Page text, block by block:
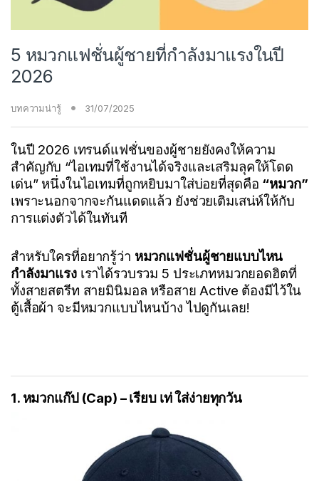
5 หมวกแฟชั่นผู้ชายที่กำลังมาแรงในปี
2026
บทความน่ารู้ 31/07/2025
ในปี 2026 เทรนด์แฟชั่นของผู้ชายยังคงให้ความ
สำคัญกับ “ไอเทมที่ใช้งานได้จริงและเสริมลุคให้โดด
เด่น” หนึ่งในไอเทมที่ถูกหยิบมาใส่บ่อยที่สุดคือ “หมวก”
เพราะนอกจากจะกันแดดแล้ว ยังช่วยเติมเสน่ห์ให้กับ
การแต่งตัวได้ในทันที
สำหรับใครที่อยากรู้ว่า หมวกแฟชั่นผู้ชายแบบไหน
กำลังมาแรงเราได้รวบรวม 5 ประเภทหมวกยอดฮิตที่
ทั้งสายสตรีท สายมินิมอล หรือสาย Active ต้องมีไว้ใน
ตู้เสื้อผ้า จะมีหมวกแบบไหนบ้าง ไปดูกันเลย!
1. หมวกแก๊ป (Cap) – เรียบ เท่ ใส่ง่ายทุกวัน